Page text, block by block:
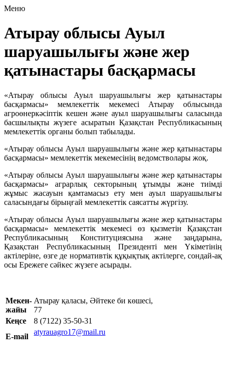
Меню
Атырау облысы Ауыл
шаруашылығы және жер
қатынастары басқармасы
«Атырау облысы Ауыл шаруашылығы жер қатынастары
басқармасы» мемлекеттік мекемесі Атырау облысында
агроөнеркәсіптік кешен және ауыл шаруашылығы саласында
басшылықты жүзеге асыратын Қазақстан Республикасының
мемлекеттік органы болып табылады.
«Атырау облысы Ауыл шаруашылығы және жер қатынастары
басқармасы» мемлекеттік мекемесінің ведомстволары жоқ.
«Атырау облысы Ауыл шаруашылығы және жер қатынастары
басқармасы» аграрлық секторының ұтымды және тиімді
жұмыс жасауын қамтамасыз ету мен ауыл шаруашылығы
саласындағы бірыңғай мемлекеттік саясатты жүргізу.
«Атырау облысы Ауыл шаруашылығы және жер қатынастары
басқармасы» мемлекеттік мекемесі өз қызметін Қазақстан
Республикасының Конституциясына және заңдарына,
Қазақстан Республикасының Президенті мен Үкіметінің
актілеріне, өзге де нормативтік құқықтық актілерге, сондай-ақ
осы Ережеге сәйкес жүзеге асырады.
Мекен-
жайы
Атырау қаласы, Әйтеке би көшесi,
77
Кеңсе
8 (7122) 35-50-31
E-mail
atyrauagro17@mail.ru